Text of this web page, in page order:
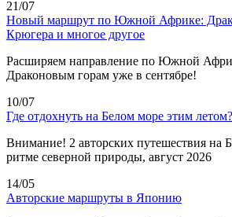
21/07
Новый маршрут по Южной Африке:
Крюгера и многое другое
Расширяем направление по Южной
Драконовым горам уже в сентябре!
10/07
Где отдохнуть на Белом море этим летом?
Внимание! 2 авторских путешествия на
ритме северной природы, август 2026
14/05
Авторские маршруты в Японию